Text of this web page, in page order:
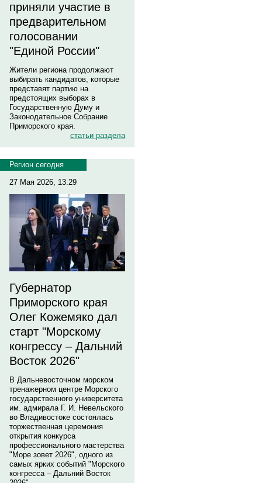
приняли участие в
предварительном
голосовании
"Единой России"
Жители региона продолжают
выбирать кандидатов, которые
представят партию на
предстоящих выборах в
Государственную Думу и
Законодательное Собрание
Приморского края.
статьи раздела
Регион сегодня
27 Мая 2026, 13:29
Губернатор
Приморского края
Олег Кожемяко дал
старт "Морскому
конгрессу – Дальний
Восток 2026"
В Дальневосточном морском
тренажерном центре Морского
государственного университета
им. адмирала Г. И. Невельского
во Владивостоке состоялась
торжественная церемония
открытия конкурса
профессионального мастерства
"Море зовет 2026", одного из
самых ярких событий "Морского
конгресса – Дальний Восток